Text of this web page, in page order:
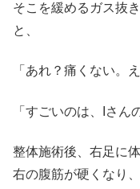
そこを緩めるガス抜
と、
「あれ？痛くない。
「すごいのは、Iさん
整体施術後、右足に
右の腹筋が硬くなり